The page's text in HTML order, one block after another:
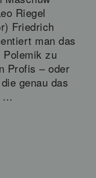
Riegel
Friedrich
man das
zu
Profis – oder
genau das
…